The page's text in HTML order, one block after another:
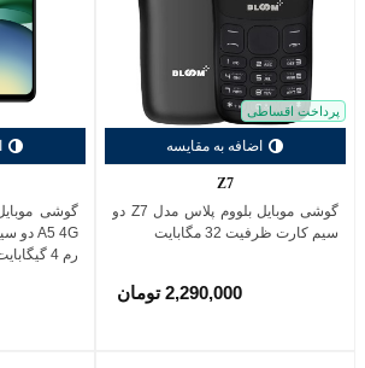
پرداخت اقساطی
اضافه به مقایسه
Z7
گوشی موبایل بلووم پلاس مدل Z7 دو
سیم کارت ظرفیت 32 مگابایت
2,290,000 تومان
رم 4 گیگابایت